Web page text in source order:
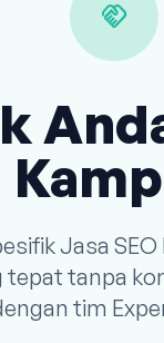
handshake
Jasa
tanpa
tim